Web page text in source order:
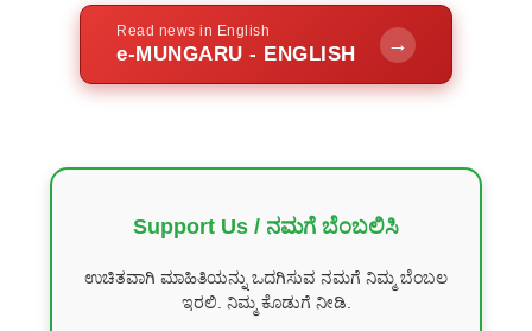
Read news in English
e-MUNGARU - ENGLISH →
Support Us / ನಮಗೆ ಬೆಂಬಲಿಸಿ
ಉಚಿತವಾಗಿ ಮಾಹಿತಿಯನ್ನು ಒದಗಿಸುವ ನಮಗೆ ನಿಮ್ಮ ಬೆಂಬಲ
ಇರಲಿ. ನಿಮ್ಮ ಕೊಡುಗೆ ನೀಡಿ.